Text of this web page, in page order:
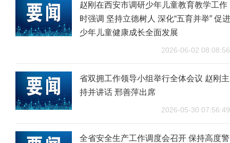
赵刚在西安市调研少年儿童教育教学工作
时强调 坚持立德树人 深化“五育并举” 促进
少年儿童健康成长全面发展
2026-06-02 08:08:56
省双拥工作领导小组举行全体会议 赵刚主
持并讲话 邢善萍出席
2026-05-30 07:56:49
全省安全生产工作调度会召开 保持高度警